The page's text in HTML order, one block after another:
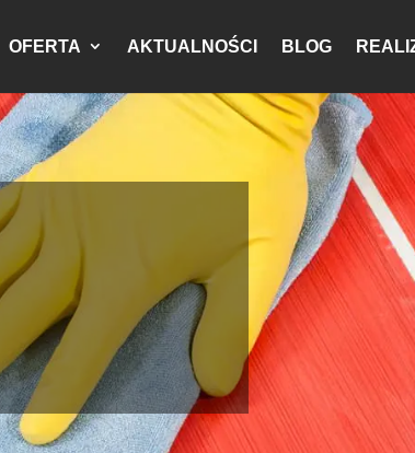
OFERTA AKTUALNOŚCI BLOG